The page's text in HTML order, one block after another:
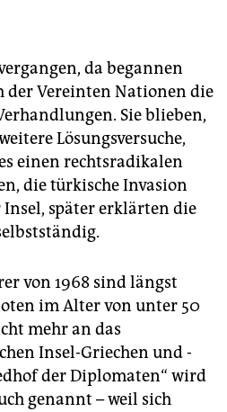
da begannen
der Vereinten Nationen die
Sie blieben,
Lösungsversuche,
einen rechtsradikalen
die türkische Invasion
später erklärten die
von 1968 sind längst
im Alter von unter 50
mehr an das
Insel-Griechen und -
der Diplomaten“ wird
genannt – weil sich